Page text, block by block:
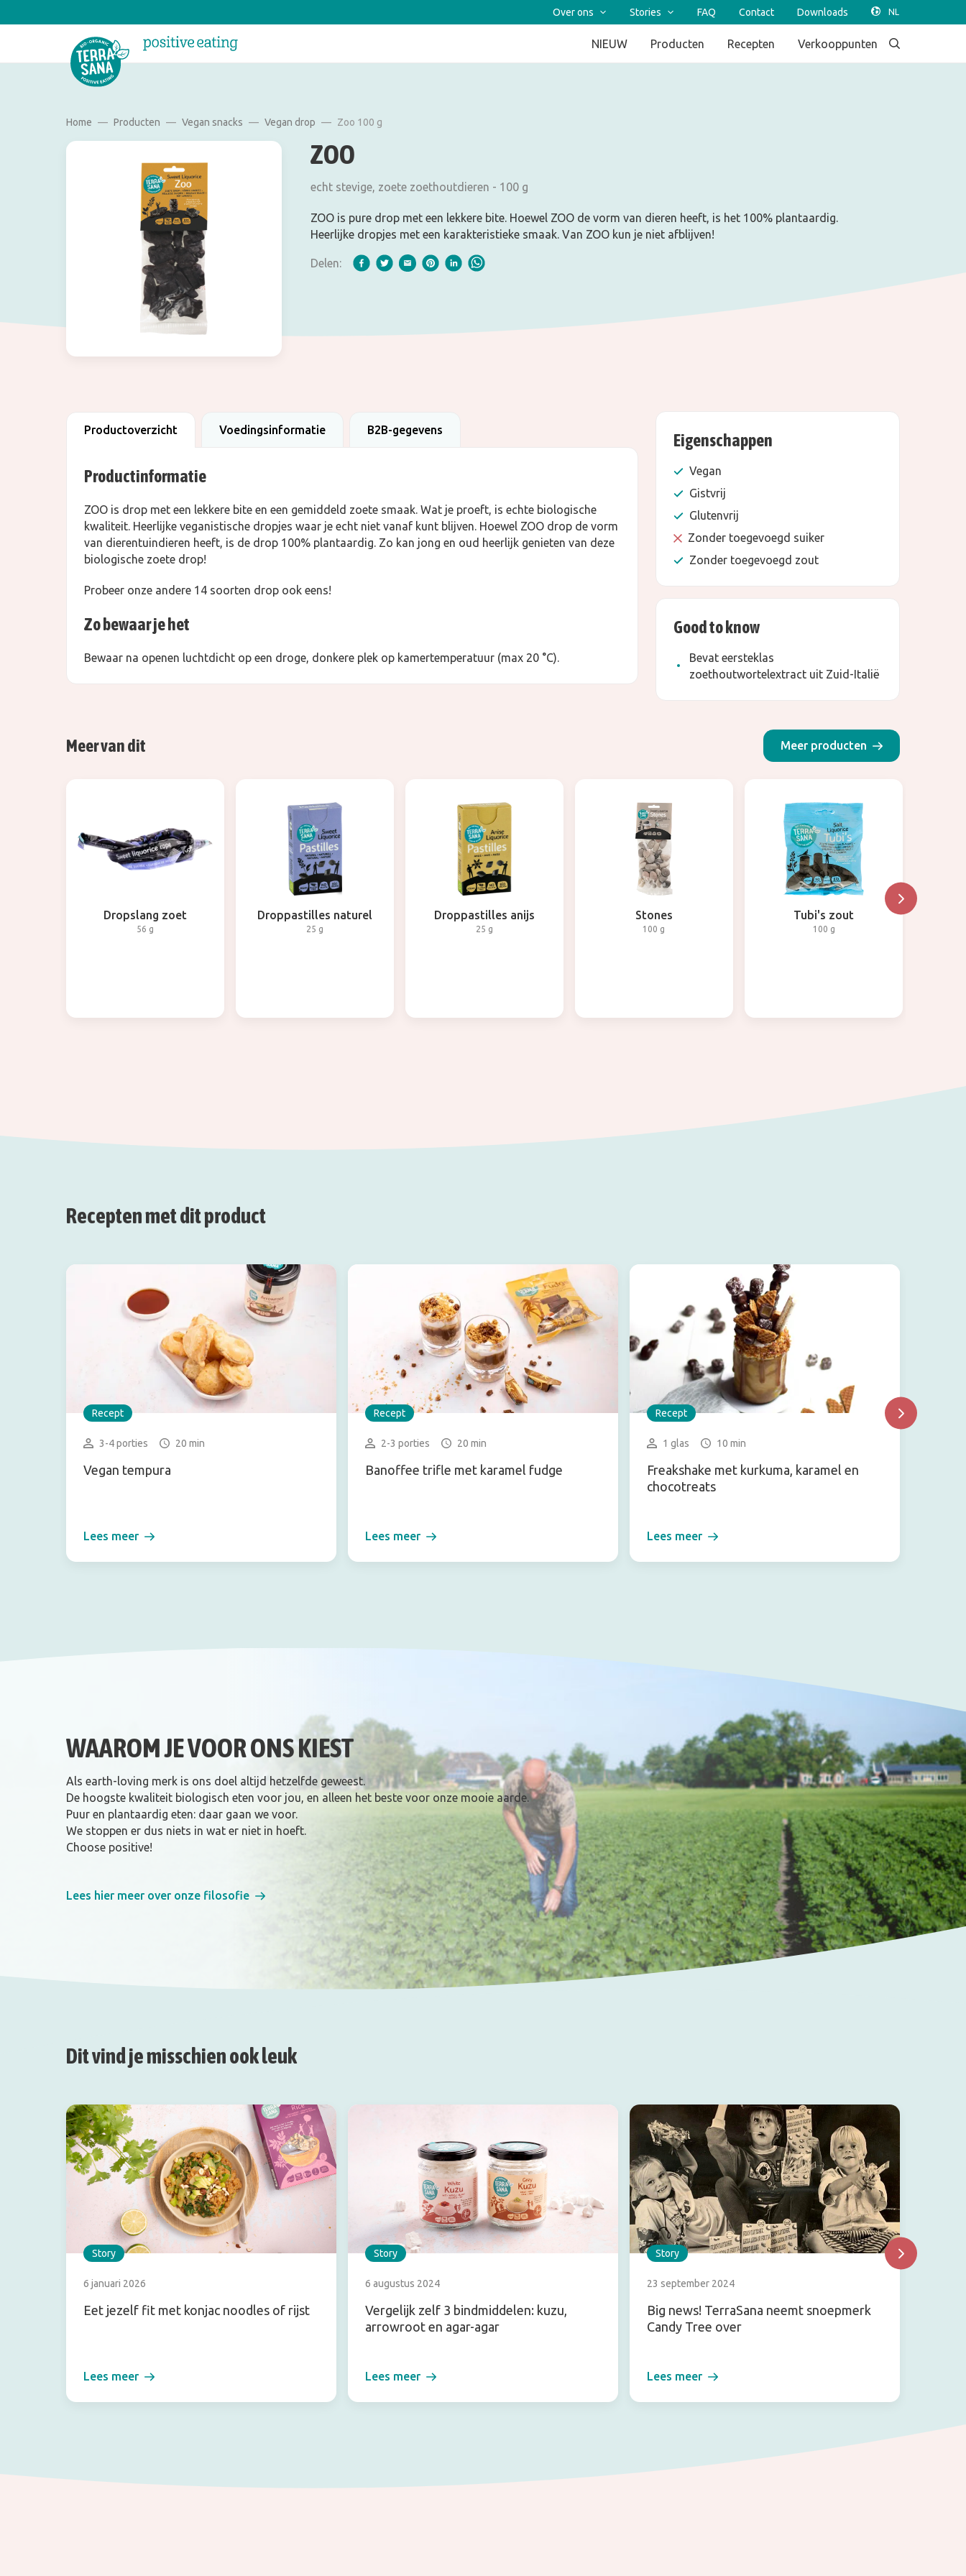
Over ons Stories FAQ Contact Downloads
NIEUW Producten Recepten Verkooppunten
Home Producten Vegan snacks Vegan drop Zoo 100 g
ZOO
echt stevige, zoete zoethoutdieren - 100 g
ZOO is pure drop met een lekkere bite. Hoewel ZOO de vorm van dieren heeft, is het 100% plantaardig.
Heerlijke dropjes met een karakteristieke smaak. Van ZOO kun je niet afblijven!
Delen:
Productoverzicht Voedingsinformatie B2B-gegevens
Productinformatie
ZOO is drop met een lekkere bite en een gemiddeld zoete smaak. Wat je proeft, is echte biologische
kwaliteit. Heerlijke veganistische dropjes waar je echt niet vanaf kunt blijven. Hoewel ZOO drop de vorm
van dierentuindieren heeft, is de drop 100% plantaardig. Zo kan jong en oud heerlijk genieten van deze
biologische zoete drop!
Probeer onze andere 14 soorten drop ook eens!
Zo bewaar je het
Bewaar na openen luchtdicht op een droge, donkere plek op kamertemperatuur (max 20 °C).
Eigenschappen
Vegan
Gistvrij
Glutenvrij
Zonder toegevoegd suiker
Zonder toegevoegd zout
Good to know
Bevat eersteklas
zoethoutwortelextract uit Zuid-Italië
Meer van dit Meer producten
Dropslang zoet
56 g
Droppastilles naturel
25 g
Droppastilles anijs
25 g
Stones
100 g
Tubi's zout
100 g
Recepten met dit product
Recept
3-4 porties 20 min
Vegan tempura
Lees meer
Recept
2-3 porties 20 min
Banoffee trifle met karamel fudge
Lees meer
Recept
1 glas 10 min
Freakshake met kurkuma, karamel en
chocotreats
Lees meer
WAAROM JE VOOR ONS KIEST
Als earth-loving merk is ons doel altijd hetzelfde geweest.
De hoogste kwaliteit biologisch eten voor jou, en alleen het beste voor onze mooie aarde.
Puur en plantaardig eten: daar gaan we voor.
We stoppen er dus niets in wat er niet in hoeft.
Choose positive!
Lees hier meer over onze filosofie
Dit vind je misschien ook leuk
Story
6 januari 2026
Eet jezelf fit met konjac noodles of rijst
Lees meer
Story
6 augustus 2024
Vergelijk zelf 3 bindmiddelen: kuzu,
arrowroot en agar-agar
Lees meer
Story
23 september 2024
Big news! TerraSana neemt snoepmerk
Candy Tree over
Lees meer